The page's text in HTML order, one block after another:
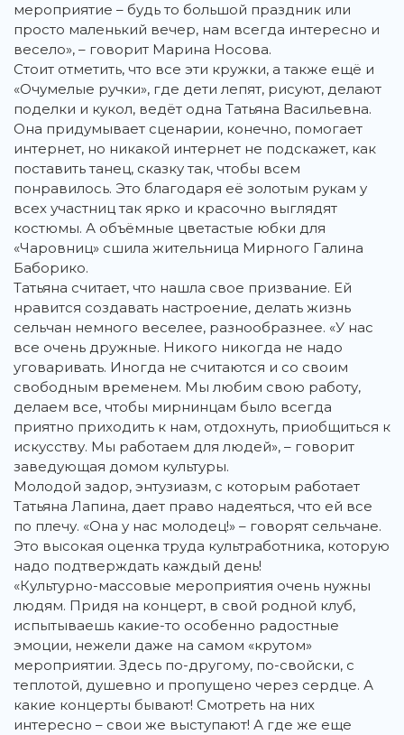
мероприятие – будь то большой праздник или
просто маленький вечер, нам всегда интересно и
весело», – говорит Марина Носова.
Стоит отметить, что все эти кружки, а также ещё и
«Очумелые ручки», где дети лепят, рисуют, делают
поделки и кукол, ведёт одна Татьяна Васильевна.
Она придумывает сценарии, конечно, помогает
интернет, но никакой интернет не подскажет, как
поставить танец, сказку так, чтобы всем
понравилось. Это благодаря её золотым рукам у
всех участниц так ярко и красочно выглядят
костюмы. А объёмные цветастые юбки для
«Чаровниц» сшила жительница Мирного Галина
Баборико.
Татьяна считает, что нашла свое призвание. Ей
нравится создавать настроение, делать жизнь
сельчан немного веселее, разнообразнее. «У нас
все очень дружные. Никого никогда не надо
уговаривать. Иногда не считаются и со своим
свободным временем. Мы любим свою работу,
делаем все, чтобы мирнинцам было всегда
приятно приходить к нам, отдохнуть, приобщиться к
искусству. Мы работаем для людей», – говорит
заведующая домом культуры.
Молодой задор, энтузиазм, с которым работает
Татьяна Лапина, дает право надеяться, что ей все
по плечу. «Она у нас молодец!» – говорят сельчане.
Это высокая оценка труда культработника, которую
надо подтверждать каждый день!
«Культурно-массовые мероприятия очень нужны
людям. Придя на концерт, в свой родной клуб,
испытываешь какие-то особенно радостные
эмоции, нежели даже на самом «крутом»
мероприятии. Здесь по-другому, по-свойски, с
теплотой, душевно и пропущено через сердце. А
какие концерты бывают! Смотреть на них
интересно – свои же выступают! А где же еще